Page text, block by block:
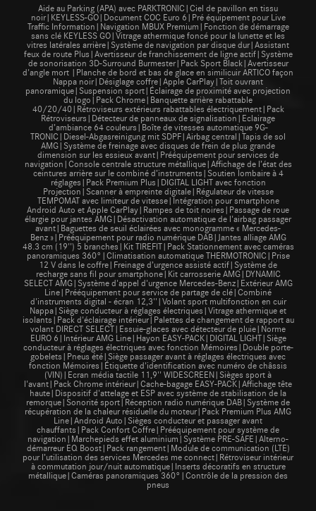
Aide au Parking (APA) avec PARKTRONIC|Ciel de pavillon en tissu
noir|KEYLESS-GO|Document COC Euro 6|Pré équipement pour Live
Traffic Information|Navigation MBUX Premium|Fonction de démarrage
sans clé KEYLESS GO|Vitrage athermique foncé pour la lunette et les
vitres latérales arrière|Système de navigation par disque dur|Assistant
feux de route Plus|Avertisseur de franchissement de ligne actif|Système
de sonorisation 3D-Surround Burmester|Pack Sport Black|Avertisseur
d'angle mort |Planche de bord et bas de glace en similicuir ARTICO façon
Nappa noir|Désiglage coffre|Apple CarPlay|Toit ouvrant
panoramique|Suspension sport|Éclairage de proximité avec projection
du logo|Pack Chrome|Banquette arrière rabattable
40/20/40|Rétroviseurs extérieurs rabattables électriquement|Pack
Rétroviseurs|Détecteur de panneaux de signalisation|Eclairage
d’ambiance 64 couleurs|Boîte de vitesses automatique 9G-
TRONIC|Diesel-Abgasreinigung mit SDPF|Airbag central|Tapis de sol
AMG|Système de freinage avec disques de frein de plus grande
dimension sur les essieux avant|Prééquipement pour services de
navigation|Console centrale structure métallique|Affichage de l’état des
ceintures arrière sur le combiné d’instruments|Soutien lombaire à 4
réglages|Pack Premium Plus|DIGITAL LIGHT avec fonction
Projection|Scanner à empreinte digitale|Régulateur de vitesse
TEMPOMAT avec limiteur de vitesse|Intégration pour smartphone
Android Auto et Apple CarPlay|Rampes de toit noires|Passage de roue
élargie pour jantes AMG|Désactivation automatique de l'airbag passager
avant|Baguettes de seuil éclairées avec monogramme « Mercedes-
Benz »|Prééquipement pour radio numérique DAB|Jantes alliage AMG
48.3 cm (19'') 5 branches|Kit TIREFIT|Pack Stationnement avec caméras
panoramiques 360°|Climatisation automatique THERMOTRONIC|Prise
12 V dans le coffre|Freinage d’urgence assisté actif|Système de
recharge sans fil pour smartphone|Kit carrosserie AMG|DYNAMIC
SELECT AMG|Système d'appel d'urgence Mercedes-Benz|Extérieur AMG
Line|Prééquipement pour service de partage de clé|Combiné
d'instruments digital - écran 12,3''|Volant sport multifonction en cuir
Nappa|Siège conducteur à réglages électriques|Vitrage athermique et
isolants|Pack d'éclairage intérieur|Palettes de changement de rapport au
volant DIRECT SELECT|Essuie-glaces avec détecteur de pluie|Norme
EURO 6|Intérieur AMG Line|Hayon EASY-PACK|DIGITAL LIGHT|Siège
conducteur à réglages électriques avec fonction Mémoires|Double porte-
gobelets|Pneus été|Siège passager avant à réglages électriques avec
fonction Mémoires|Étiquette d'identification avec numéro de châssis
(VIN)|Ecran média tactile 11,9'' WIDESCREEN|Sièges sport à
l'avant|Pack Chrome intérieur|Cache-bagage EASY-PACK|Affichage tête
haute|Dispositif d'attelage et ESP avec système de stabilisation de la
remorque|Sonorité sport|Réception radio numérique DAB|Système de
récupération de la chaleur résiduelle du moteur|Pack Premium Plus AMG
Line|Android Auto|Sièges conducteur et passager avant
chauffants|Pack Confort Coffre|Prééquipement pour système de
navigation|Marchepieds effet aluminium|Système PRE-SAFE|Alterno-
démarreur EQ Boost|Pack rangement|Module de communication (LTE)
pour l’utilisation des services Mercedes me connect|Rétroviseur intérieur
à commutation jour/nuit automatique|Inserts décoratifs en structure
métallique|Caméras panoramiques 360°|Contrôle de la pression des
pneus